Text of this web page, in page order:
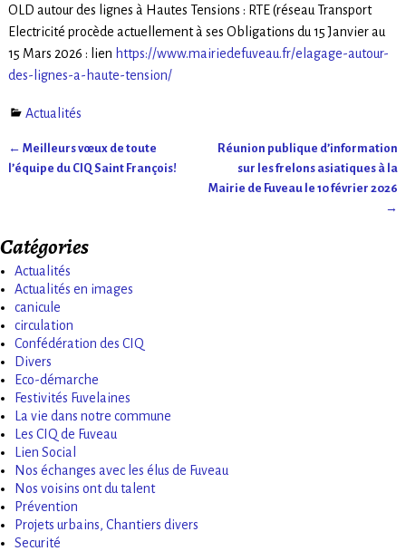
OLD autour des lignes à Hautes Tensions : RTE (réseau Transport
Electricité procède actuellement à ses Obligations du 15 Janvier au
15 Mars 2026 : lien https://www.mairiedefuveau.fr/elagage-autour-
des-lignes-a-haute-tension/
Actualités
Navigation des articles
← Meilleurs vœux de toute
l’équipe du CIQ Saint François!
Réunion publique d’information
sur les frelons asiatiques à la
Mairie de Fuveau le 10 février 2026
→
Catégories
Actualités
Actualités en images
canicule
circulation
Confédération des CIQ
Divers
Eco-démarche
Festivités Fuvelaines
La vie dans notre commune
Les CIQ de Fuveau
Lien Social
Nos échanges avec les élus de Fuveau
Nos voisins ont du talent
Prévention
Projets urbains, Chantiers divers
Securité